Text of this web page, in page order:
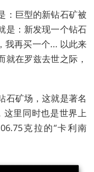
：巨型的新钻石矿被
是：新发现一个钻石
我再买一个... 以此来
在罗兹去世之际，
石矿场，这就是著名
这里同时也是世界上
克拉的“卡利南